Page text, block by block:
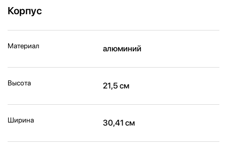
Корпус
Материал алюминий
Высота 21,5 см
Ширина 30,41 см